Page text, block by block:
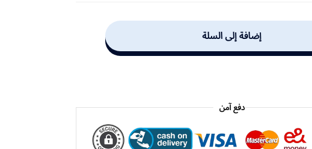
إضافة إلى السلة
دفع آمن